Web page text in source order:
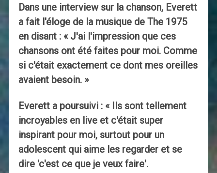
Dans une interview sur la chanson, Everett
a fait l'éloge de la musique de The 1975
en disant : « J'ai l'impression que ces
chansons ont été faites pour moi. Comme
si c'était exactement ce dont mes oreilles
avaient besoin. »
Everett a poursuivi : « Ils sont tellement
incroyables en live et c'était super
inspirant pour moi, surtout pour un
adolescent qui aime les regarder et se
dire 'c'est ce que je veux faire'.